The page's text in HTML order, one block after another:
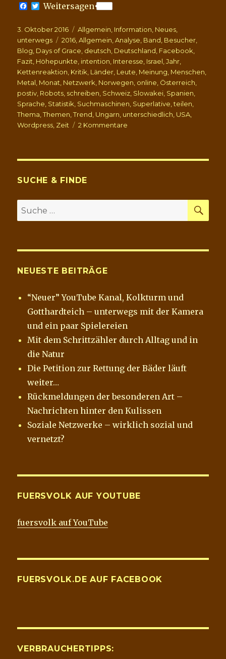
F
e
b
o
k
T
t
t
e
r
Weitersagen
Veröffentlicht
am
3. Oktober 2016 Kategorien
Allgemein Information Neues
unterwegs
Schlagwörter
2016 ,Allgemein ,Analyse Band Besucher
Blog Days of Grace deutsch Deutschland Facebook
Fazit Höhepunkte intention Interesse Israel ,Jahr
Kettenreaktion Kritik Länder Leute Meinung Menschen
Metal Monat Netzwerk Norwegen online Österreich
postiv Robots schreiben Schweiz Slowakei Spanien
Sprache Statistik Suchmaschinen Superlative ,teilen
Thema ,Themen ,Trend Ungarn unterschiedlich USA
Wordpress Zeit 2 Kommentare
SUCHE & FINDE
Suche
nach:
NEUESTE BEITRÄGE
“Neuer” YouTube Kanal, Kolkturm und
Gotthardteich – unterwegs mit der Kamera
und ein paar Spielereien
Mit dem Schrittzähler durch Alltag und in
die Natur
Die Petition zur Rettung der Bäder läuft
weiter…
Rückmeldungen der besonderen Art –
Nachrichten hinter den Kulissen
Soziale Netzwerke – wirklich sozial und
vernetzt?
FUERSVOLK AUF YOUTUBE
fuersvolk auf YouTube
FUERSVOLK.DE AUF FACEBOOK
VERBRAUCHERTIPPS: